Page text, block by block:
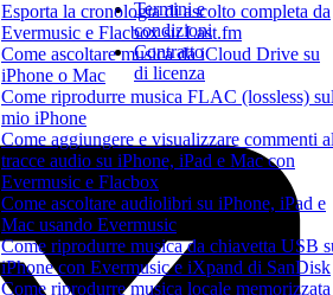
Esporta la cronologia di ascolto completa da
Evermusic e Flacbox su Last.fm
Come ascoltare musica da iCloud Drive su
iPhone o Mac
Come riprodurre musica FLAC (lossless)
mio iPhone
Come aggiungere e visualizzare commenti
tracce audio su iPhone, iPad e Mac con
Evermusic e Flacbox
Come ascoltare audiolibri su iPhone, iPad e
Mac usando Evermusic
Come riprodurre musica da chiavetta USB
iPhone con Evermusic e iXpand di SanDisk
Come riprodurre musica locale memorizzata
Termini e
condizioni
Contratto
di licenza